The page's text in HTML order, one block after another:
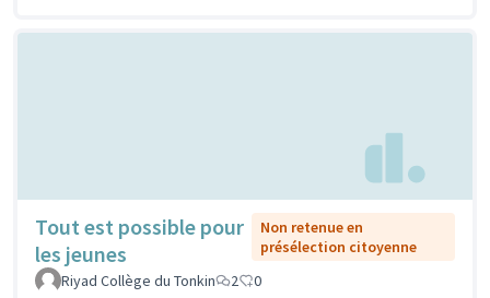
Tout est possible pour
les jeunes
Non retenue en
présélection citoyenne
Riyad Collège du Tonkin
2 0